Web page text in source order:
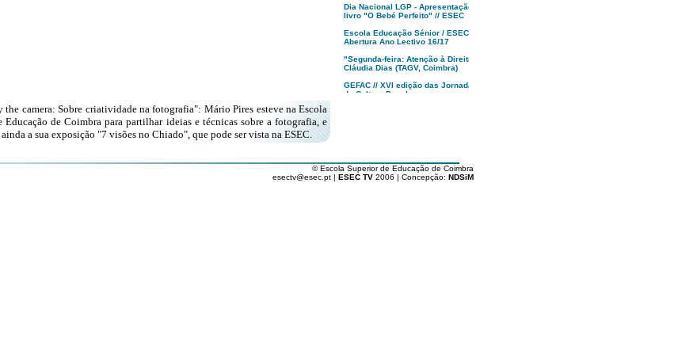
the camera: Sobre criatividade na fotografia": Mário Pires esteve na Escola
Educação de Coimbra para partilhar ideias e técnicas sobre a fotografia, e
a sua exposição "7 visões no Chiado", que pode ser vista na ESEC.
Dia Nacional LGP - Apresentação
livro "O Bebé Perfeito" // ESEC
Escola Educação Sénior / ESEC -
Abertura Ano Lectivo 16/17
"Segunda-feira: Atenção à Direita!",
Cláudia Dias (TAGV, Coimbra)
GEFAC // XVI edição das Jornadas
de Cultura Popular
Tindersticks “The Waiting Room” -
Coimbra - PT
© Escola Superior de Educação de Coimbra
esectv@esec.pt | ESEC TV 2006 | Concepção: NDSiM